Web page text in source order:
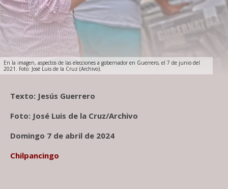
En la imagen, aspectos de las elecciones a gobernador en Guerrero, el 7 de junio del
2021. Foto: José Luis de la Cruz (Archivo).
Texto: Jesús Guerrero
Foto: José Luis de la Cruz/Archivo
Domingo 7 de abril de 2024
Chilpancingo